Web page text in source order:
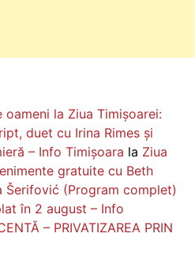
la Ziua Timișoarei:
duet cu Irina Rimes și
– Info Timișoara la Ziua
gratuite cu Beth
Šerifović (Program complet)
în 2 august – Info
– PRIVATIZAREA PRIN